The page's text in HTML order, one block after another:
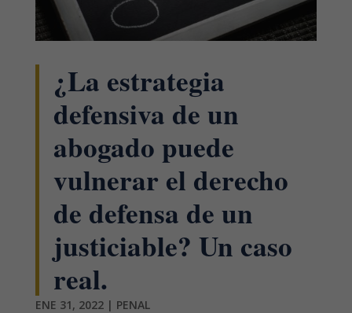
¿La estrategia
defensiva de un
abogado puede
vulnerar el derecho
de defensa de un
justiciable? Un caso
real.
ENE 31, 2022| PENAL